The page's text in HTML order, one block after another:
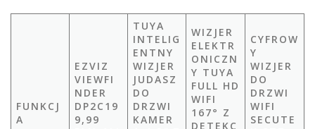
FUNKCJ
A
EZVIZ
VIEWFI
NDER
DP2C19
9,99
TUYA
INTELIG
ENTNY
WIZJER
JUDASZ
DO
DRZWI
KAMER
WIZJER
ELEKTR
ONICZN
Y TUYA
FULL HD
WIFI
167° Z
DETEKC
CYFROW
Y
WIZJER
DO
DRZWI
WIFI
SECUTE